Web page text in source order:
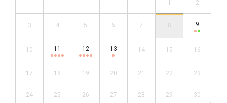
- - - - - 1 2
3 4 5 6 7 8 9
10 11 12 13 14 15 16
17 18 19 20 21 22 23
24 25 26 27 28 29 30